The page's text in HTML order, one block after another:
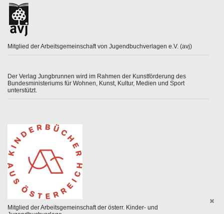
Mitglied der Arbeitsgemeinschaft von Jugendbuchverlagen e.V. (avj)
Der Verlag Jungbrunnen wird im Rahmen der Kunstförderung des
Bundesministeriums für Wohnen, Kunst, Kultur, Medien und Sport
unterstützt.
Mitglied der Arbeitsgemeinschaft der österr. Kinder- und